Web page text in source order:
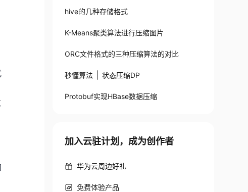
hive的几种存储格式
K-Means聚类算法进行压缩图片
ORC文件格式的三种压缩算法的对比
秒懂算法 │ 状态压缩DP
Protobuf实现HBase数据压缩
加入云驻计划，成为创作者
华为云周边好礼
免费体验产品